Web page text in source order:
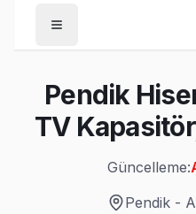
/Pendik
/Hisense
Son Güncelleme:Ağustos
Pendik
TV
Güncelleme:
Pendik -